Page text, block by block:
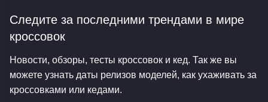
Следите за последними трендами в мире
кроссовок
Новости, обзоры, тесты кроссовок и кед. Так же вы
можете узнать даты релизов моделей, как ухаживать за
кроссовками или кедами.